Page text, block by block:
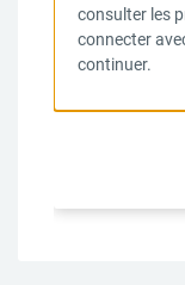
consulter les
connecter
continuer.